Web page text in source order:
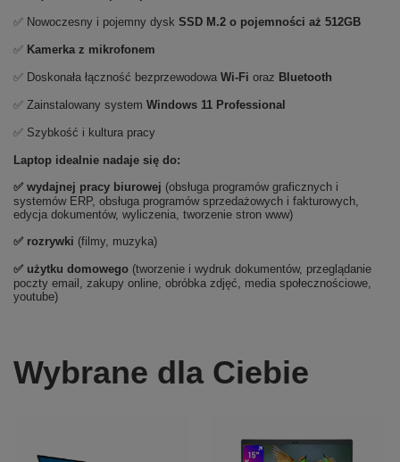
✅ Nowoczesny i pojemny dysk SSD M.2 o pojemności aż 512GB
✅ Kamerka z mikrofonem
✅ Doskonała łączność bezprzewodowa Wi-Fi oraz Bluetooth
✅ Zainstalowany system Windows 11 Professional
✅ Szybkość i kultura pracy
Laptop idealnie nadaje się do:
✅ wydajnej pracy biurowej (obsługa programów graficznych i
systemów ERP, obsługa programów sprzedażowych i fakturowych,
edycja dokumentów, wyliczenia, tworzenie stron www)
✅ rozrywki (filmy, muzyka)
✅ użytku domowego (tworzenie i wydruk dokumentów, przeglądanie
poczty email, zakupy online, obróbka zdjęć, media społecznościowe,
youtube)
Wybrane dla Ciebie